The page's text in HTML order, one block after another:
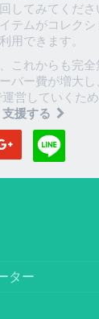
してみてくだ
テムがコレク
用できます。
これからも完
バー費が増大
営していくた
支援する
ター